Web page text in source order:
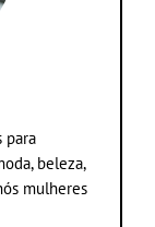
para
beleza,
mulheres